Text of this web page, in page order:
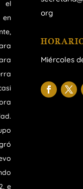
el
e
org
Miércoles